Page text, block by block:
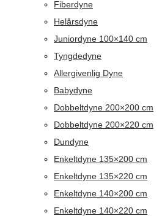
Fiberdyne
Helårsdyne
Juniordyne 100×140 cm
Tyngdedyne
Allergivenlig Dyne
Babydyne
Dobbeltdyne 200×200 cm
Dobbeltdyne 200×220 cm
Dundyne
Enkeltdyne 135×200 cm
Enkeltdyne 135×220 cm
Enkeltdyne 140×200 cm
Enkeltdyne 140×220 cm